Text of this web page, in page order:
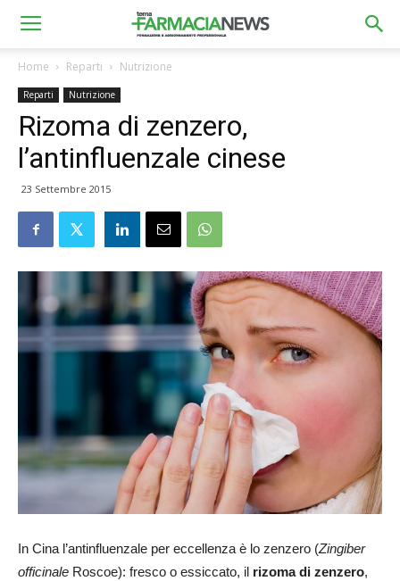
Home Reparti Nutrizione
Reparti Nutrizione
Rizoma di zenzero,
l’antinfluenzale cinese
23 Settembre 2015
In Cina l’antinfluenzale per eccellenza è lo zenzero (Zingiber
officinale Roscoe): fresco o essiccato, il rizoma di zenzero,